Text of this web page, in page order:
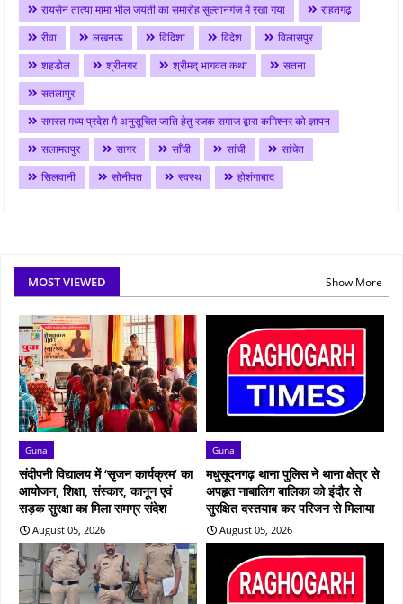
रायसेन तात्या मामा भील जयंती का समारोह सुल्तानगंज में रखा गया
राहतगढ़
रीवा
लखनऊ विदिशा विदेश
विलासपुर
शहडोल
श्रीनगर श्रीमद् भागवत कथा
सतना
सतलापुर
समस्त मध्य प्रदेश मै अनुसूचित जाति हेतु रजक समाज द्वारा कमिश्नर को ज्ञापन
सलामतपुर
सागर साँची सांची
सांचेत
सिलवानी
सोनीपत स्वस्थ होशंगाबाद
MOST VIEWED Show More
Guna
संदीपनी विद्यालय में ‘सृजन कार्यक्रम’ का
आयोजन, शिक्षा, संस्कार, कानून एवं
सड़क सुरक्षा का मिला समग्र संदेश
August 05, 2026
Guna
मधुसूदनगढ़ थाना पुलिस ने थाना क्षेत्र से
अपहृत नाबालिग बालिका को इंदौर से
सुरक्षित दस्तयाब कर परिजन से मिलाया
August 05, 2026